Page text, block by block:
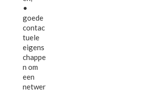
•
goede
contac
tuele
eigens
chappe
n om
een
netwer